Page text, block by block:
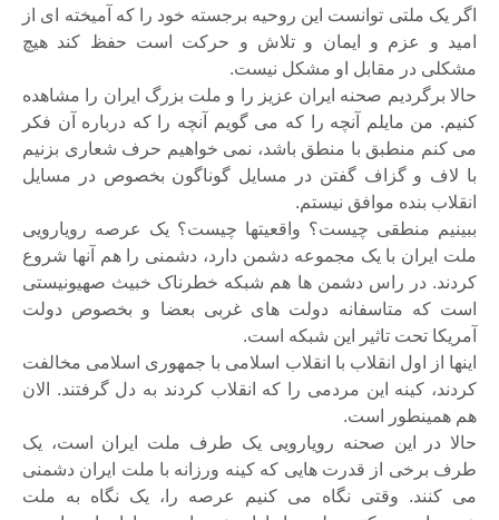
اگر یک ملتی توانست این روحیه برجسته خود را که آمیخته ای از
امید و عزم و ایمان و تلاش و حرکت است حفظ کند هیچ
مشکلی در مقابل او مشکل نیست.
حالا برگردیم صحنه ایران عزیز را و ملت بزرگ ایران را مشاهده
کنیم. من مایلم آنچه را که می گویم آنچه را که درباره آن فکر
می کنم منطبق با منطق باشد، نمی خواهیم حرف شعاری بزنیم
با لاف و گزاف گفتن در مسایل گوناگون بخصوص در مسایل
انقلاب بنده موافق نیستم.
ببینیم منطقی چیست؟ واقعیتها چیست؟ یک عرصه رویارویی
ملت ایران با یک مجموعه دشمن دارد، دشمنی را هم آنها شروع
کردند. در راس دشمن ها هم شبکه خطرناک خبیث صهیونیستی
است که متاسفانه دولت های غربی بعضا و بخصوص دولت
آمریکا تحت تاثیر این شبکه است.
اینها از اول انقلاب با انقلاب اسلامی با جمهوری اسلامی مخالفت
کردند، کینه این مردمی را که انقلاب کردند به دل گرفتند. الان
هم همینطور است.
حالا در این صحنه رویارویی یک طرف ملت ایران است، یک
طرف برخی از قدرت هایی که کینه ورزانه با ملت ایران دشمنی
می کنند. وقتی نگاه می کنیم عرصه را، یک نگاه به ملت